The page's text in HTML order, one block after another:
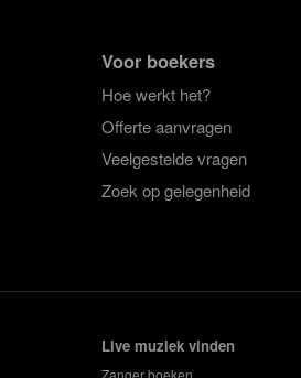
Voor boekers
Hoe werkt het?
Offerte aanvragen
Veelgestelde vragen
Zoek op gelegenheid
Live muziek vinden
Zanger boeken